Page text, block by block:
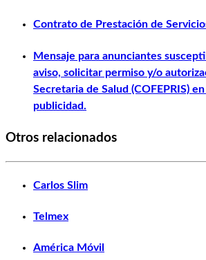
Contrato de Prestación de
Mensaje para anunciantes
aviso, solicitar permiso y/o
Secretaria de Salud (COFEPRIS)
publicidad.
Otros relacionados
Carlos Slim
Telmex
América Móvil